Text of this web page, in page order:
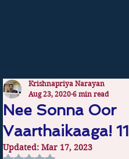
Nee Sonna Oor
Vaarthaikaaga! 11
Krishnapriya Narayan
Aug 23, 2020 6 min read
Updated: Mar 17, 2023